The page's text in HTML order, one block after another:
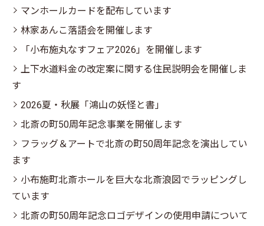
マンホールカードを配布しています
林家あんこ落語会を開催します
「小布施丸なすフェア2026」を開催します
上下水道料金の改定案に関する住民説明会を開催しま
す
2026夏・秋展「鴻山の妖怪と書」
北斎の町50周年記念事業を開催します
フラッグ＆アートで北斎の町50周年記念を演出してい
ます
小布施町北斎ホールを巨大な北斎浪図でラッピングし
ています
北斎の町50周年記念ロゴデザインの使用申請について